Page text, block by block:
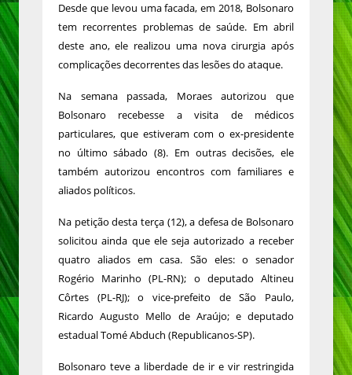
Desde que levou uma facada, em 2018, Bolsonaro
tem recorrentes problemas de saúde. Em abril
deste ano, ele realizou uma nova cirurgia após
complicações decorrentes das lesões do ataque.
Na semana passada, Moraes autorizou que
Bolsonaro recebesse a visita de médicos
particulares, que estiveram com o ex-presidente
no último sábado (8). Em outras decisões, ele
também autorizou encontros com familiares e
aliados políticos.
Na petição desta terça (12), a defesa de Bolsonaro
solicitou ainda que ele seja autorizado a receber
quatro aliados em casa. São eles: o senador
Rogério Marinho (PL-RN); o deputado Altineu
Côrtes (PL-RJ); o vice-prefeito de São Paulo,
Ricardo Augusto Mello de Araújo; e deputado
estadual Tomé Abduch (Republicanos-SP).
Bolsonaro teve a liberdade de ir e vir restringida